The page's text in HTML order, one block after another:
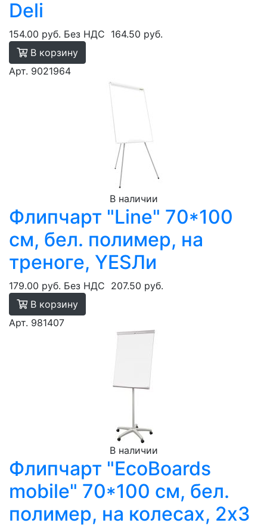
Deli
154.00 руб. Без НДС 164.50 руб.
В корзину
Арт. 9021964
В наличии
Флипчарт "Line" 70*100
см, бел. полимер, на
треноге, YESЛи
179.00 руб. Без НДС 207.50 руб.
В корзину
Арт. 981407
В наличии
Флипчарт "EcoBoards
mobile" 70*100 см, бел.
полимер, на колесах, 2х3